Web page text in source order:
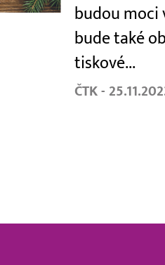
budou moci
bude také
tiskové...
ČTK -